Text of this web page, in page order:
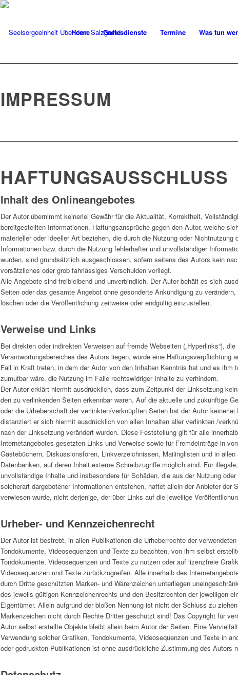
Home Gottesdienste Termine Was tun
IMPRESSUM
HAFTUNGSAUSSCHLUSS
Inhalt des Onlineangebotes
Der Autor übernimmt keinerlei Gewähr für die Aktualität, Korrektheit,
bereitgestellten Informationen. Haftungsansprüche gegen den Autor, welche
materieller oder ideeller Art beziehen, die durch die Nutzung oder Nichtnutzung
Informationen bzw. durch die Nutzung fehlerhafter und unvollständiger
wurden, sind grundsätzlich ausgeschlossen, sofern seitens des Autors kein
vorsätzliches oder grob fahrlässiges Verschulden vorliegt.
Alle Angebote sind freibleibend und unverbindlich. Der Autor behält es sich
Seiten oder das gesamte Angebot ohne gesonderte Ankündigung zu
löschen oder die Veröffentlichung zeitweise oder endgültig einzustellen.
Verweise und Links
Bei direkten oder indirekten Verweisen auf fremde Webseiten („Hyperlinks“),
Verantwortungsbereiches des Autors liegen, würde eine Haftungsverpflichtung
Fall in Kraft treten, in dem der Autor von den Inhalten Kenntnis hat und es ihm
zumutbar wäre, die Nutzung im Falle rechtswidriger Inhalte zu verhindern.
Der Autor erklärt hiermit ausdrücklich, dass zum Zeitpunkt der Linksetzung
den zu verlinkenden Seiten erkennbar waren. Auf die aktuelle und zukünftige
oder die Urheberschaft der verlinkten/verknüpften Seiten hat der Autor
distanziert er sich hiermit ausdrücklich von allen Inhalten aller verlinkten /
nach der Linksetzung verändert wurden. Diese Feststellung gilt für alle
Internetangebotes gesetzten Links und Verweise sowie für Fremdeinträge in
Gästebüchern, Diskussionsforen, Linkverzeichnissen, Mailinglisten und in allen
Datenbanken, auf deren Inhalt externe Schreibzugriffe möglich sind. Für
unvollständige Inhalte und insbesondere für Schäden, die aus der Nutzung
solcherart dargebotener Informationen entstehen, haftet allein der Anbieter der
verwiesen wurde, nicht derjenige, der über Links auf die jeweilige
Urheber- und Kennzeichenrecht
Der Autor ist bestrebt, in allen Publikationen die Urheberrechte der
Tondokumente, Videosequenzen und Texte zu beachten, von ihm selbst
Tondokumente, Videosequenzen und Texte zu nutzen oder auf lizenzfreie
Videosequenzen und Texte zurückzugreifen. Alle innerhalb des
durch Dritte geschützten Marken- und Warenzeichen unterliegen
des jeweils gültigen Kennzeichenrechts und den Besitzrechten der jeweiligen
Eigentümer. Allein aufgrund der bloßen Nennung ist nicht der Schluss zu
Markenzeichen nicht durch Rechte Dritter geschützt sind! Das Copyright für
Autor selbst erstellte Objekte bleibt allein beim Autor der Seiten. Eine
Verwendung solcher Grafiken, Tondokumente, Videosequenzen und Texte in
oder gedruckten Publikationen ist ohne ausdrückliche Zustimmung des Autors